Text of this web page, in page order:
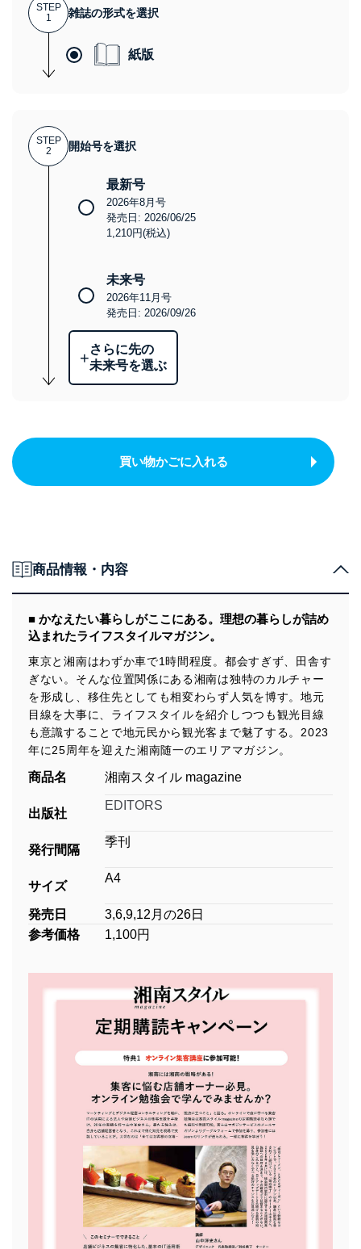
STEP
1
雑誌の形式を選択
紙版
STEP
2
開始号を選択
最新号
2026年8月号
発売日: 2026/06/25
1,210円(税込)
未来号
2026年11月号
発売日: 2026/09/26
+さらに先の
未来号を選ぶ
買い物かごに入れる
商品情報・内容
■ かなえたい暮らしがここにある。理想の暮らしが詰め
込まれたライフスタイルマガジン。
東京と湘南はわずか車で1時間程度。都会すぎず、田舎す
ぎない。そんな位置関係にある湘南は独特のカルチャー
を形成し、移住先としても相変わらず人気を博す。地元
目線を大事に、ライフスタイルを紹介しつつも観光目線
も意識することで地元民から観光客まで魅了する。2023
年に25周年を迎えた湘南随一のエリアマガジン。
商品名 湘南スタイル magazine
出版社
EDITORS
発行間隔
季刊
サイズ
A4
発売日
3,6,9,12月の26日
参考価格
1,100円